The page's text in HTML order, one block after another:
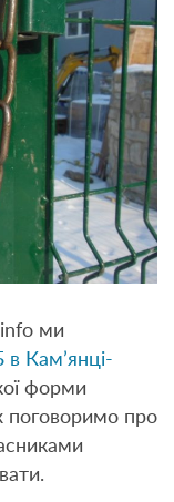
ми
в Кам’янці-
форми
поговоримо про